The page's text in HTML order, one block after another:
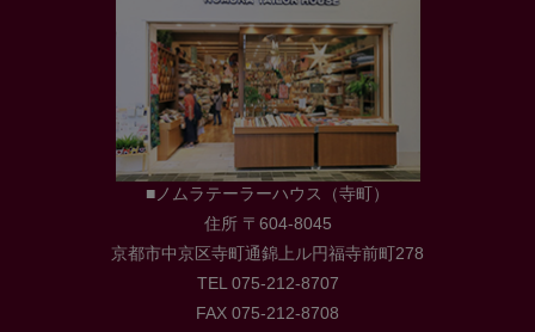
■ノムラテーラーハウス（寺町）
住所 〒604-8045
京都市中京区寺町通錦上ル円福寺前町278
TEL 075-212-8707
FAX 075-212-8708